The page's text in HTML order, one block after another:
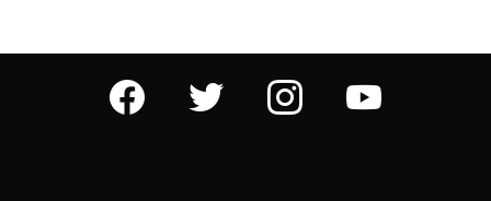
facebook twitter instagram